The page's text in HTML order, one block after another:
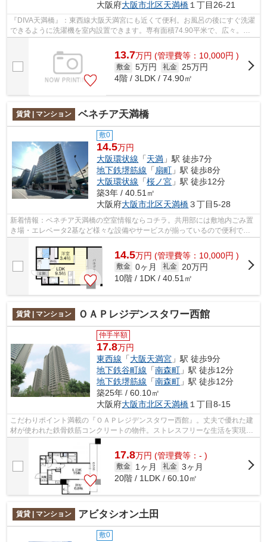
大阪府大阪市北区天満橋 １丁目26-21
『DIVA天満橋』：東西線大阪天満宮にも近くて便利。お風呂の後にすぐ洗濯
できるように洗濯機を室内設置できます。専有面積74.90平米で、広々。間
13.7万円 (管理費等：10,000円 )
敷金 5万円 礼金
25万円
4階 / 3LDK / 74.90㎡
賃貸 | マンション ベネチア天満橋
敷0
14.5万円
大阪環状線 「天満 」駅 徒歩7分
地下鉄堺筋線 「扇町 」駅 徒歩8分
大阪環状線 「桜ノ宮 」駅 徒歩12分
築3年 / 40.51㎡
大阪府大阪市北区天満橋３丁目5-28
新着情報：ベネチア天満橋の空室情報ならコチラ。共用部には敷地内ごみ置
き場・エレベータ2基など様々な設備やサービスが揃っているので便利で
14.5万円 (管理費等：10,000円 )
敷金 0ヶ月 礼金
20万円
10階 / 1DK / 40.51㎡
賃貸 | マンション ＯＡＰレジデンスタワー西館
仲手半額
17.8万円
東西線 「大阪天満宮 」駅 徒歩9分
地下鉄谷町線 「南森町 」駅 徒歩12分
地下鉄堺筋線 「南森町 」駅 徒歩12分
築25年 / 60.10㎡
大阪府大阪市北区天満橋 １丁目8-15
こだわりポイント満載の『ＯＡＰレジデンスタワー西館』。丈夫で優れた建
材が使われた鉄骨鉄筋コンクリートの物件。ストレスフリーな生活を実現す
る、家賃17.8万円のお部屋。こちらは...
17.8万円 (管理費等：- )
敷金 1ヶ月 礼金 3ヶ月
20階 / 1LDK / 60.10㎡
賃貸 | マンション アビタシオン土田
敷0